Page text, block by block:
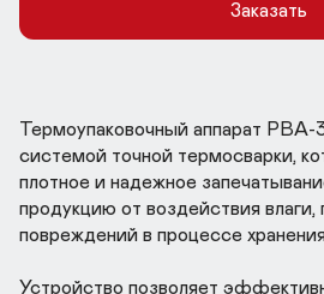
Заказать
Термоупаковочный аппарат
системой точной термосварки,
плотное и надежное
продукцию от воздействия влаги,
повреждений в процессе
Устройство позволяет